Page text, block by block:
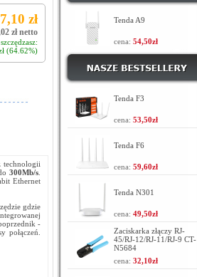
zł
zł netto
(64.62%)
technologii
300Mb/s
Ethernet
gdzie
-
połączeń.
Tenda A9
cena: 54,50zł
Tenda F3
cena: 53,50zł
Tenda F6
cena: 59,60zł
Tenda N301
cena: 49,50zł
Zaciskarka złączy RJ-
45/RJ-12/RJ-11/RJ-9 CT-
N5684
cena: 32,10zł